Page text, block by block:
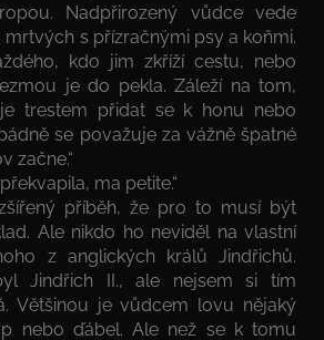
Nadpřirozený vůdce vede
s přízračnými psy a koňmi.
kdo jim zkříží cestu, nebo
je do pekla. Záleží na tom,
trestem přidat se k honu nebo
se považuje za vážně špatné
začne.“
ma petite.“
příběh, že pro to musí být
Ale nikdo ho neviděl na vlastní
z anglických králů Jindřichů.
Jindřich II., ale nejsem si tím
Většinou je vůdcem lovu nějaký
nebo ďábel. Ale než se k tomu